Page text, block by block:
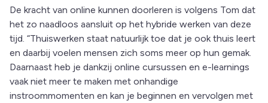
De kracht van online kunnen doorleren is volgens Tom dat
het zo naadloos aansluit op het hybride werken van deze
tijd. “Thuiswerken staat natuurlijk toe dat je ook thuis leert
en daarbij voelen mensen zich soms meer op hun gemak.
Daarnaast heb je dankzij online cursussen en e-learnings
vaak niet meer te maken met onhandige
instroommomenten en kan je beginnen en vervolgen met